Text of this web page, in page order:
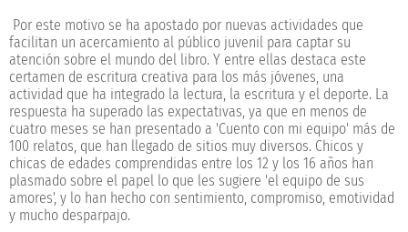
Por este motivo se ha apostado por nuevas actividades que
facilitan un acercamiento al público juvenil para captar su
atención sobre el mundo del libro. Y entre ellas destaca este
certamen de escritura creativa para los más jóvenes, una
actividad que ha integrado la lectura, la escritura y el deporte. La
respuesta ha superado las expectativas, ya que en menos de
cuatro meses se han presentado a 'Cuento con mi equipo' más de
100 relatos, que han llegado de sitios muy diversos. Chicos y
chicas de edades comprendidas entre los 12 y los 16 años han
plasmado sobre el papel lo que les sugiere 'el equipo de sus
amores', y lo han hecho con sentimiento, compromiso, emotividad
y mucho desparpajo.